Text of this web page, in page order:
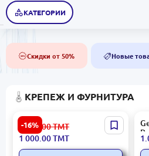
КАТЕГОРИИ
50% Скидки от 50% NEW Новые
КРЕПЕЖ И ФУРНИТУРА
-16%
HIKVISION DS-KAB607-B1 |
Кронштейн для
терминала доступа
алюминиевый
1 201.00ТМТ
1 000.00ТМТ